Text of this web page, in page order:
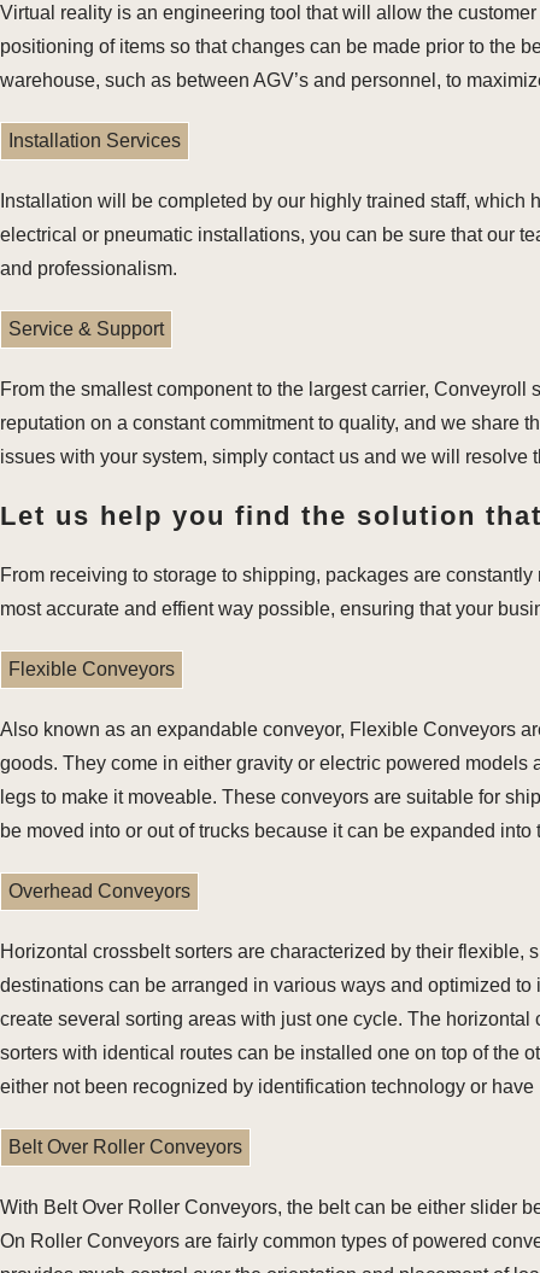
Virtual reality is an engineering tool that will allow the
positioning of items so that changes can be made prior to the
warehouse, such as between AGV’s and personnel, to
Installation Services
Installation will be completed by our highly trained staff,
electrical or pneumatic installations, you can be sure that our
and professionalism.
Service & Support
From the smallest component to the largest carrier,
reputation on a constant commitment to quality, and we share
issues with your system, simply contact us and we will
Let us help you find the solution
From receiving to storage to shipping, packages are
most accurate and effient way possible, ensuring that your
Flexible Conveyors
Also known as an expandable conveyor, Flexible Conveyors
goods. They come in either gravity or electric powered
legs to make it moveable. These conveyors are suitable for
be moved into or out of trucks because it can be expanded into
Overhead Conveyors
Horizontal crossbelt sorters are characterized by their
destinations can be arranged in various ways and optimized
create several sorting areas with just one cycle. The
sorters with identical routes can be installed one on top of the
either not been recognized by identification technology or
Belt Over Roller Conveyors
With Belt Over Roller Conveyors, the belt can be either slider
On Roller Conveyors are fairly common types of powered